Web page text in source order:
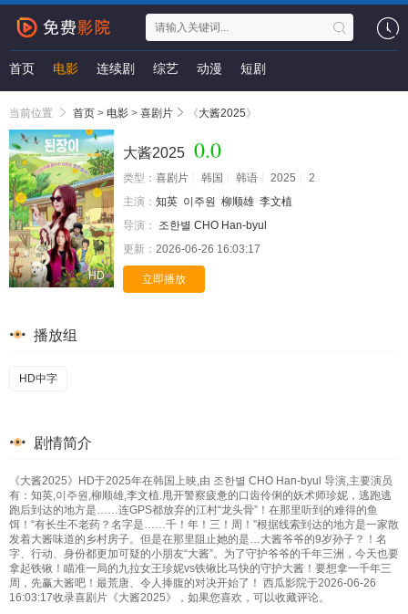
首页 电影 连续剧 综艺 动漫 短剧
当前位置 首页 > 电影 > 喜剧片 《大酱2025》
HD
大酱2025 0.0
类型： 喜剧片 韩国 韩语 2025
2
主演： 知英 이주원 柳顺雄 李文植
导演：
조한별 CHO Han-byul
更新： 2026-06-26 16:03:17
立即播放
播放组
HD中字
剧情简介
《大酱2025》HD于2025年在韩国上映,由 조한별 CHO Han-byul 导演,主要演员
有：知英,이주원,柳顺雄,李文植.甩开警察疲惫的口齿伶俐的妖术师珍妮，逃跑逃
跑后到达的地方是……连GPS都放弃的江村“龙头骨”！在那里听到的难得的鱼
饵！“有长生不老药？名字是……千！年！三！周！”根据线索到达的地方是一家散
发着大酱味道的乡村房子。但是在那里阻止她的是…大酱爷爷的9岁孙子？！名
字、行动、身份都更加可疑的小朋友“大酱”。为了守护爷爷的千年三洲，今天也要
拿起铁锹！瞄准一局的九拉女王珍妮vs铁锹比马快的守护大酱！要想拿一千年三
周，先赢大酱吧！最荒唐、令人捧腹的对决开始了！ 西瓜影院于2026-06-26
16:03:17收录喜剧片《大酱2025》，如果您喜欢，可以收藏评论。